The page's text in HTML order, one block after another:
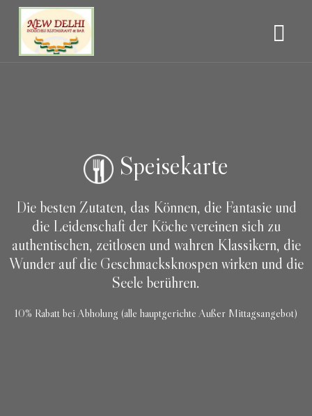
Speisekarte
Die besten Zutaten, das Können, die Fantasie und
die Leidenschaft der Köche vereinen sich zu
authentischen, zeitlosen und wahren Klassikern, die
Wunder auf die Geschmacksknospen wirken und die
Seele berühren.
10% Rabatt bei Abholung (alle hauptgerichte Außer Mittagsangebot)